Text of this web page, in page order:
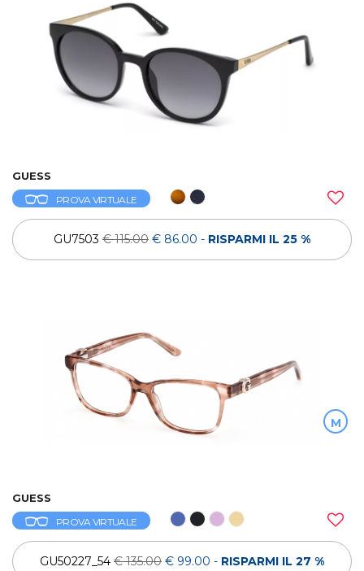
GUESS
PROVA VIRTUALE
GU7503 € 115.00 € 86.00 - RISPARMI IL 25 %
M
GUESS
PROVA VIRTUALE
GU50227_54 € 135.00 € 99.00 - RISPARMI IL 27 %